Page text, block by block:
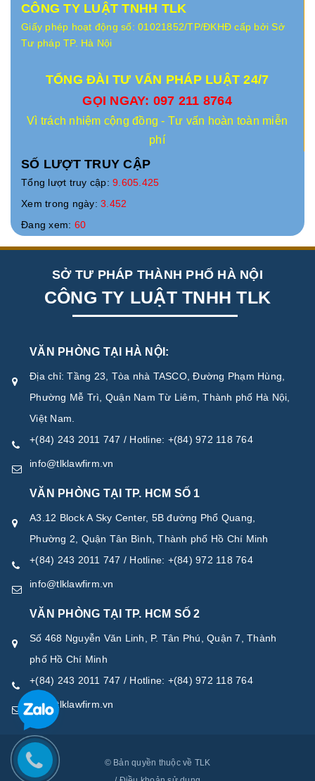
CÔNG TY LUẬT TNHH TLK
Giấy phép hoạt động số: 01021852/TP/ĐKHĐ cấp bởi Sở
Tư pháp TP. Hà Nội
TỔNG ĐÀI TƯ VẤN PHÁP LUẬT 24/7
GỌI NGAY: 097 211 8764
Vì trách nhiệm cộng đồng - Tư vấn hoàn toàn miễn
phí
SỐ LƯỢT TRUY CẬP
Tổng lượt truy cập: 9.605.425
Xem trong ngày: 3.452
Đang xem: 60
SỞ TƯ PHÁP THÀNH PHỐ HÀ NỘI
CÔNG TY LUẬT TNHH TLK
VĂN PHÒNG TẠI HÀ NỘI:
Địa chỉ: Tầng 23, Tòa nhà TASCO, Đường Phạm Hùng,
Phường Mễ Trì, Quận Nam Từ Liêm, Thành phố Hà Nội,
Việt Nam.
+(84) 243 2011 747 / Hotline: +(84) 972 118 764
info@tlklawfirm.vn
VĂN PHÒNG TẠI TP. HCM SỐ 1
A3.12 Block A Sky Center, 5B đường Phổ Quang,
Phường 2, Quận Tân Bình, Thành phố Hồ Chí Minh
+(84) 243 2011 747 / Hotline: +(84) 972 118 764
info@tlklawfirm.vn
VĂN PHÒNG TẠI TP. HCM SỐ 2
Số 468 Nguyễn Văn Linh, P. Tân Phú, Quận 7, Thành
phố Hồ Chí Minh
+(84) 243 2011 747 / Hotline: +(84) 972 118 764
info@tlklawfirm.vn
© Bản quyền thuộc về TLK